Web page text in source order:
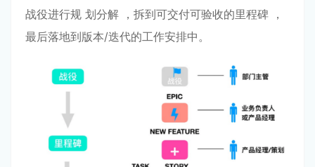
战役进⾏规 划分解 ，拆到可交付可验收的⾥程碑 ，
最后落地到版本/迭代的⼯作安排中。